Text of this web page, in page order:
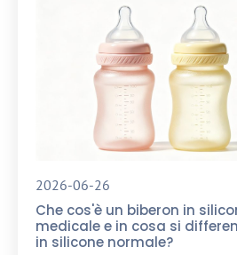
2026-06-26
Che cos'è un biberon in
medicale e in cosa si
in silicone normale?